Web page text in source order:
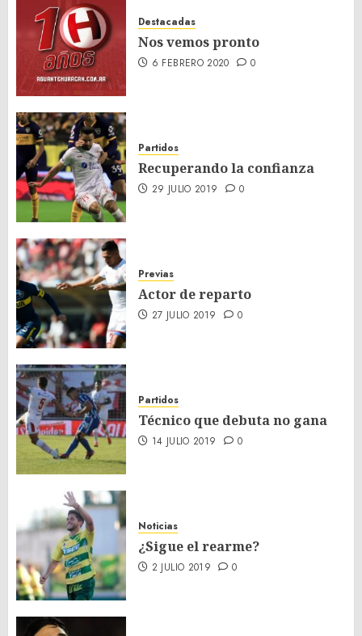
Destacadas
Nos vemos pronto
6 FEBRERO 2020 0
Partidos
Recuperando la confianza
29 JULIO 2019 0
Previas
Actor de reparto
27 JULIO 2019 0
Partidos
Técnico que debuta no gana
14 JULIO 2019 0
Noticias
¿Sigue el rearme?
2 JULIO 2019 0